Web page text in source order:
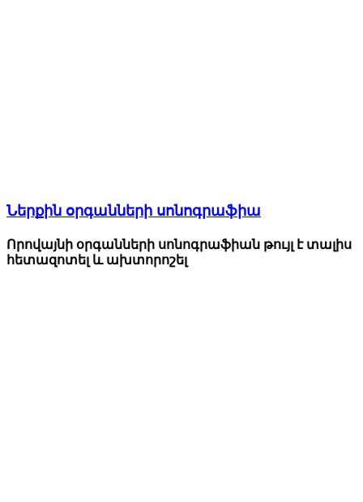
Ներքին օրգանների սոնոգրաֆիա
Որովայնի օրգանների սոնոգրաֆիան թույլ է տալիս
հետազոտել և ախտորոշել